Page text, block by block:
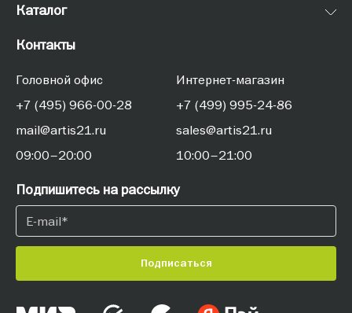
Каталог
Контакты
Головной офис
+7 (495) 966-00-28
mail@artis21.ru
09:00–20:00
Интернет-магазин
+7 (499) 995-24-86
sales@artis21.ru
10:00–21:00
Подпишитесь на рассылку
Подписаться